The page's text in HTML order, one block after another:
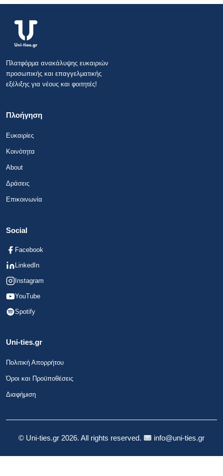
Πλατφόρμα ανακάλυψης ευκαιριών
προσωπικής και επαγγελματικής
εξέλιξης για νέους και φοιτητές!
Πλοήγηση
Ευκαιρίες
Κοινότητα
About
Δράσεις
Επικοινωνία
Social
Facebook
LinkedIn
Instagram
YouTube
Spotify
Uni-ties.gr
Πολιτική Απορρήτου
Όροι και Προϋποθέσεις
Διαφήμιση
© Uni-ties.gr 2026. All rights reserved. info@uni-ties.gr